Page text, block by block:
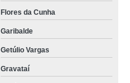
Flores da Cunha
Garibalde
Getúlio Vargas
Gravataí